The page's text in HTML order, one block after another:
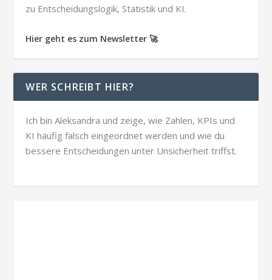
zu Entscheidungslogik, Statistik und KI.
Hier geht es zum Newsletter 🚀
WER SCHREIBT HIER?
Ich bin Aleksandra und zeige, wie Zahlen, KPIs und
KI häufig falsch eingeordnet werden und wie du
bessere Entscheidungen unter Unsicherheit triffst.